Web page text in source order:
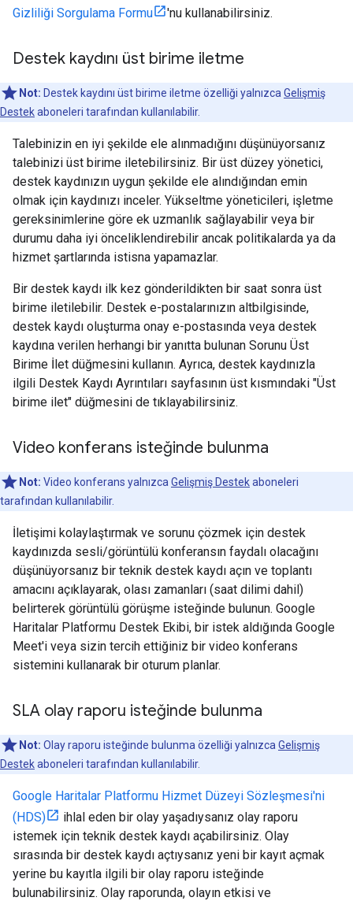
Gizliliği Sorgulama Formu
'nu kullanabilirsiniz.
Destek kaydını üst birime iletme
Not: Destek kaydını üst birime iletme özelliği yalnızca Gelişmiş
Destekaboneleri tarafından kullanılabilir.
Talebinizin en iyi şekilde ele alınmadığını düşünüyorsanız
talebinizi üst birime iletebilirsiniz. Bir üst düzey yönetici,
destek kaydınızın uygun şekilde ele alındığından emin
olmak için kaydınızı inceler. Yükseltme yöneticileri, işletme
gereksinimlerine göre ek uzmanlık sağlayabilir veya bir
durumu daha iyi önceliklendirebilir ancak politikalarda ya da
hizmet şartlarında istisna yapamazlar.
Bir destek kaydı ilk kez gönderildikten bir saat sonra üst
birime iletilebilir. Destek e-postalarınızın altbilgisinde,
destek kaydı oluşturma onay e-postasında veya destek
kaydına verilen herhangi bir yanıtta bulunan Sorunu Üst
Birime İlet düğmesini kullanın. Ayrıca, destek kaydınızla
ilgili Destek Kaydı Ayrıntıları sayfasının üst kısmındaki "Üst
birime ilet" düğmesini de tıklayabilirsiniz.
Video konferans isteğinde bulunma
Not: Video konferans yalnızca Gelişmiş Destekaboneleri
tarafından kullanılabilir.
İletişimi kolaylaştırmak ve sorunu çözmek için destek
kaydınızda sesli/görüntülü konferansın faydalı olacağını
düşünüyorsanız bir teknik destek kaydı açın ve toplantı
amacını açıklayarak, olası zamanları (saat dilimi dahil)
belirterek görüntülü görüşme isteğinde bulunun. Google
Haritalar Platformu Destek Ekibi, bir istek aldığında Google
Meet'i veya sizin tercih ettiğiniz bir video konferans
sistemini kullanarak bir oturum planlar.
SLA olay raporu isteğinde bulunma
Not: Olay raporu isteğinde bulunma özelliği yalnızca Gelişmiş
Destekaboneleri tarafından kullanılabilir.
Google Haritalar Platformu Hizmet Düzeyi Sözleşmesi'ni
(HDS)
ihlal eden bir olay yaşadıysanız olay raporu
istemek için teknik destek kaydı açabilirsiniz. Olay
sırasında bir destek kaydı açtıysanız yeni bir kayıt açmak
yerine bu kayıtla ilgili bir olay raporu isteğinde
bulunabilirsiniz. Olay raporunda, olayın etkisi ve